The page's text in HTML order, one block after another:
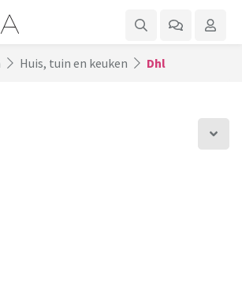
Huis, tuin en keuken Dhl